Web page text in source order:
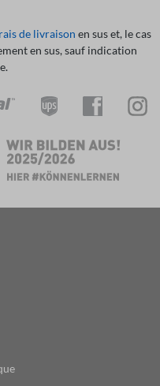
de livraison en sus et, le cas
en sus, sauf indication